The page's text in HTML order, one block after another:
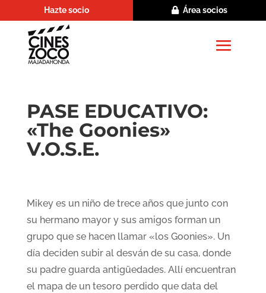
Hazte socio Área socios
PASE EDUCATIVO:
«The Goonies»
V.O.S.E.
Mikey es un niño de trece años que junto con
su hermano mayor y sus amigos forman un
grupo que se hacen llamar «los Goonies». Un
día deciden subir al desván de su casa, donde
su padre guarda antigüedades. Allí encuentran
el mapa de un tesoro perdido que data del